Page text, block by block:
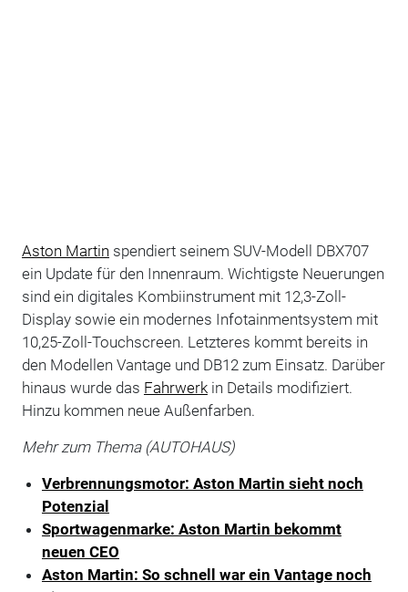
Aston Martin spendiert seinem SUV-Modell DBX707
ein Update für den Innenraum. Wichtigste Neuerungen
sind ein digitales Kombiinstrument mit 12,3-Zoll-
Display sowie ein modernes Infotainmentsystem mit
10,25-Zoll-Touchscreen. Letzteres kommt bereits in
den Modellen Vantage und DB12 zum Einsatz. Darüber
hinaus wurde das Fahrwerkin Details modifiziert.
Hinzu kommen neue Außenfarben.
Mehr zum Thema (AUTOHAUS)
Verbrennungsmotor: Aston Martin sieht noch
Potenzial
Sportwagenmarke: Aston Martin bekommt
neuen CEO
Aston Martin: So schnell war ein Vantage noch